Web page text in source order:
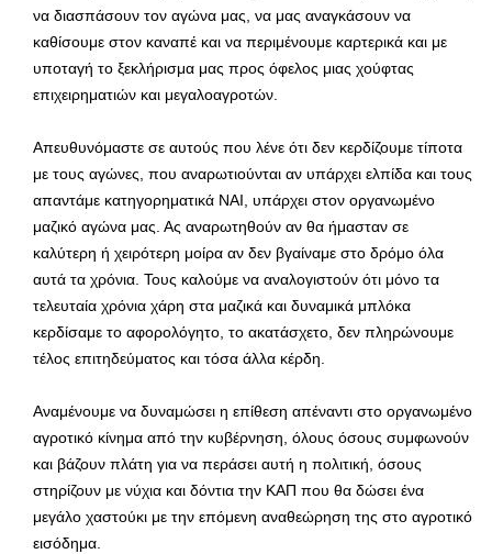
να διασπάσουν τον αγώνα μας, να μας αναγκάσουν να
καθίσουμε στον καναπέ και να περιμένουμε καρτερικά και με
υποταγή το ξεκλήρισμα μας προς όφελος μιας χούφτας
επιχειρηματιών και μεγαλοαγροτών.
Απευθυνόμαστε σε αυτούς που λένε ότι δεν κερδίζουμε τίποτα
με τους αγώνες, που αναρωτιούνται αν υπάρχει ελπίδα και τους
απαντάμε κατηγορηματικά ΝΑΙ, υπάρχει στον οργανωμένο
μαζικό αγώνα μας. Ας αναρωτηθούν αν θα ήμασταν σε
καλύτερη ή χειρότερη μοίρα αν δεν βγαίναμε στο δρόμο όλα
αυτά τα χρόνια. Τους καλούμε να αναλογιστούν ότι μόνο τα
τελευταία χρόνια χάρη στα μαζικά και δυναμικά μπλόκα
κερδίσαμε το αφορολόγητο, το ακατάσχετο, δεν πληρώνουμε
τέλος επιτηδεύματος και τόσα άλλα κέρδη.
Αναμένουμε να δυναμώσει η επίθεση απέναντι στο οργανωμένο
αγροτικό κίνημα από την κυβέρνηση, όλους όσους συμφωνούν
και βάζουν πλάτη για να περάσει αυτή η πολιτική, όσους
στηρίζουν με νύχια και δόντια την ΚΑΠ που θα δώσει ένα
μεγάλο χαστούκι με την επόμενη αναθεώρηση της στο αγροτικό
εισόδημα.